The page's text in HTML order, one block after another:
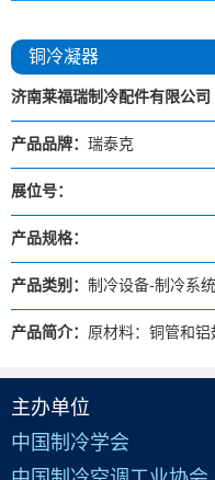
铜冷凝器
济南莱福瑞制冷配件有限公司
产品品牌： 瑞泰克
展位号：
产品规格：
产品类别： 制冷设备-制冷系
产品简介： 原材料：铜管和铝
主办单位
中国制冷学会